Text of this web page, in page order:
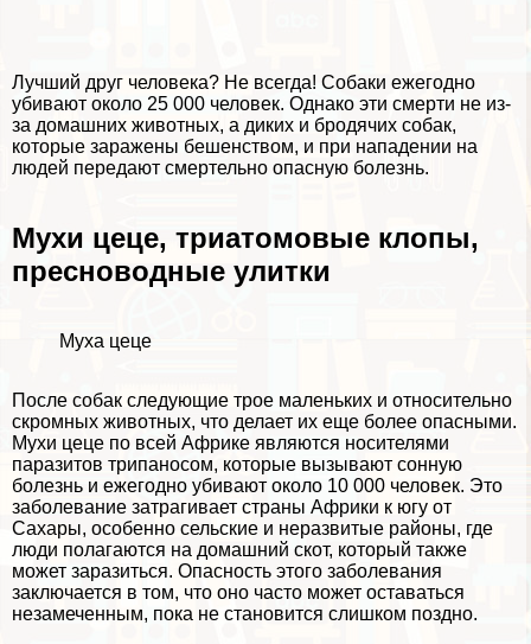
Лучший друг человека? Не всегда! Собаки ежегодно
убивают около 25 000 человек. Однако эти cмepти не из-
за домашних животных, а диких и бродячих собак,
которые заражены бешенством, и при нападении на
людей передают cмepтельно опасную болезнь.
Мухи цеце, триатомовые клопы,
пресноводные улитки
Муха цеце
После собак следующие трое маленьких и относительно
скромных животных, что делает их еще более опасными.
Мухи цеце по всей Африке являются носителями
паразитов трипаносом, которые вызывают сонную
болезнь и ежегодно убивают около 10 000 человек. Это
заболевание затрагивает страны Африки к югу от
Сахары, особенно сельские и неразвитые районы, где
люди полагаются на домашний скот, который также
может заразиться. Опасность этого заболевания
заключается в том, что оно часто может оставаться
незамеченным, пока не становится слишком поздно.